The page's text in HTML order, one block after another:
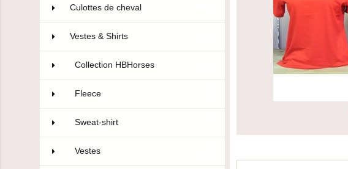
Culottes de cheval
Vestes & Shirts
Collection HBHorses
Fleece
Sweat-shirt
Vestes